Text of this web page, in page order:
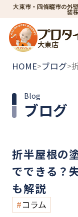
大東市・四條畷市の外
装
大東店
HOME>ブログ>
ブログ
Blog
折半屋根の
でできる？
も解説
コラム